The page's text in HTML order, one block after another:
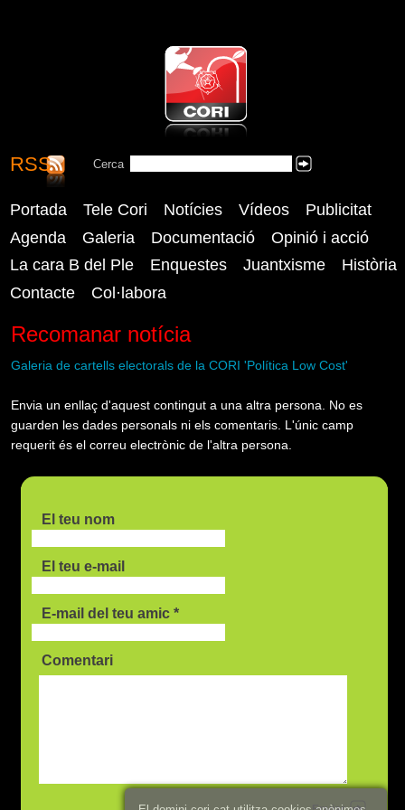
CORI - Coordinadora Reusenca
Independent
RSS Cerca
Portada Tele Cori Notícies Vídeos
Publicitat
Agenda
Galeria Documentació
Opinió i acció
La cara B del Ple
Enquestes Juantxisme
Història
Contacte
Col·labora
Recomanar notícia
Galeria de cartells electorals de la CORI 'Política Low Cost'
Envia un enllaç d'aquest contingut a una altra persona. No es
guarden les dades personals ni els comentaris. L'únic camp
requerit és el correu electrònic de l'altra persona.
El teu nom
El teu e-mail
E-mail del teu amic *
Comentari